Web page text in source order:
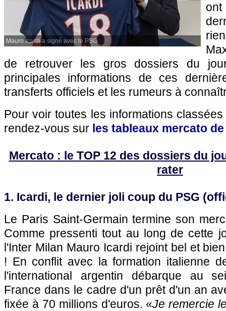
Mauro Icardi a signé avec le PSG.
de retrouver les gros dossiers du
principales informations de ces
transferts officiels et les rumeurs à
Pour voir toutes les informations
rendez-vous sur les tableaux mercato
Mercato : le TOP 12 des dossiers du
rater
1. Icardi, le dernier joli coup du PSG
Le Paris Saint-Germain termine son
Comme pressenti tout au long de cette
l'Inter Milan Mauro Icardi rejoint bel et
! En conflit avec la formation italienne
l'international argentin débarque au
France dans le cadre d'un prêt d'un an
fixée à 70 millions d'euros. «Je remercie